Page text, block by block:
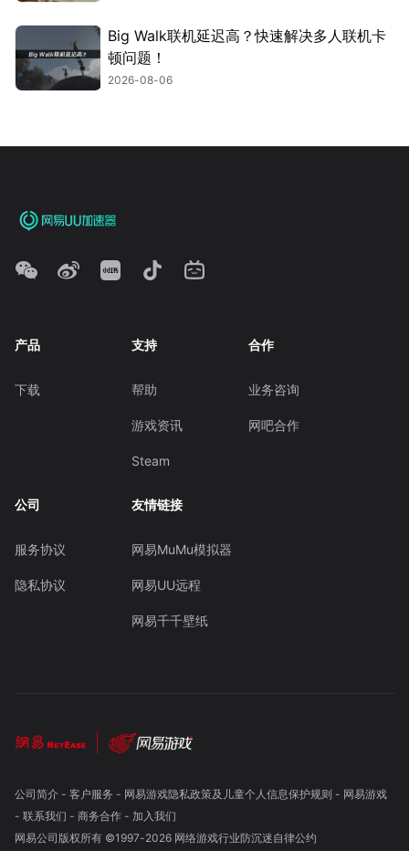
Big Walk联机延迟高？快速解决多人联机卡
顿问题！
2026-08-06
产品
下载
支持
帮助
游戏资讯
Steam
合作
业务咨询
网吧合作
公司
服务协议
隐私协议
友情链接
网易MuMu模拟器
网易UU远程
网易千千壁纸
公司简介- 客户服务 - 网易游戏隐私政策及儿童个人信息保护规则 - 网易游戏
- 联系我们 - 商务合作- 加入我们
网易公司版权所有 ©1997-2026 网络游戏行业防沉迷自律公约